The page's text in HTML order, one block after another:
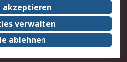
RS weltweit
Nachhaltigkeit
Presse-Center
akzeptieren
verwalten
ablehnen